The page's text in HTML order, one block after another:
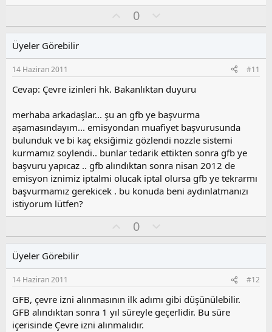
y
0
l
s
u
z
y
l
a
Üyeler Görebilir
14 Haziran 2011 #11
Cevap: Çevre izinleri hk. Bakanlıktan duyuru
merhaba arkadaşlar... şu an gfb ye başvurma
aşamasındayım... emisyondan muafiyet başvurusunda
bulunduk ve bi kaç eksiğimiz gözlendi nozzle sistemi
kurmamız soylendi.. bunlar tedarik ettikten sonra gfb ye
başvuru yapıcaz .. gfb alındıktan sonra nisan 2012 de
emisyon iznimiz iptalmi olucak iptal olursa gfb ye tekrarmı
başvurmamız gerekicek . bu konuda beni aydınlatmanızı
istiyorum lütfen?
y
0
l
s
u
z
o
y
Üyeler Görebilir
14 Haziran 2011 #12
GFB, çevre izni alınmasının ilk adımı gibi düşünülebilir.
GFB alındıktan sonra 1 yıl süreyle geçerlidir. Bu süre
içerisinde Çevre izni alınmalıdır.